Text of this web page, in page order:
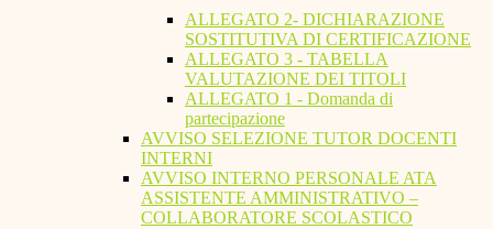
ALLEGATO 2- DICHIARAZIONE
SOSTITUTIVA DI CERTIFICAZIONE
ALLEGATO 3 - TABELLA
VALUTAZIONE DEI TITOLI
ALLEGATO 1 - Domanda di
partecipazione
AVVISO SELEZIONE TUTOR DOCENTI
INTERNI
AVVISO INTERNO PERSONALE ATA
ASSISTENTE AMMINISTRATIVO –
COLLABORATORE SCOLASTICO